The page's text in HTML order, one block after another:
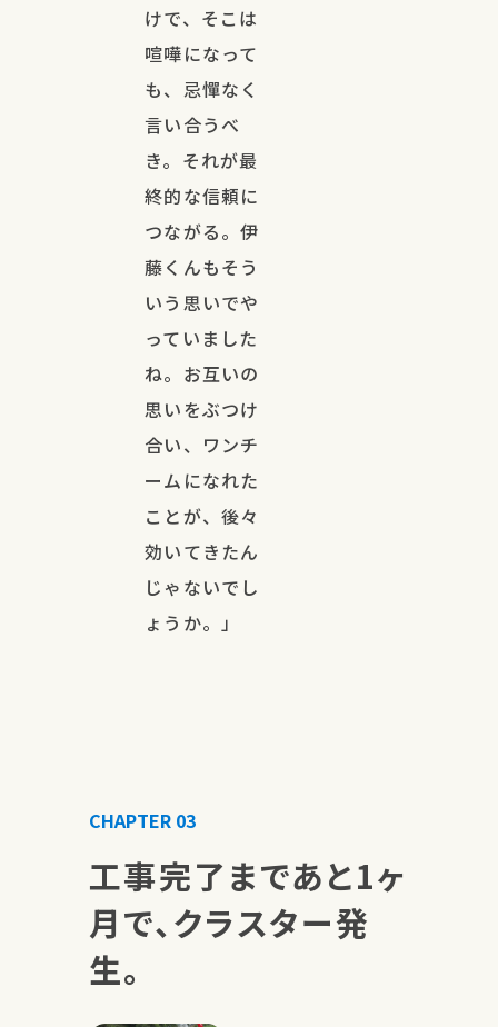
けで、そこは
喧嘩になって
も、忌憚なく
言い合うべ
き。それが最
終的な信頼に
つながる。伊
藤くんもそう
いう思いでや
っていました
ね。お互いの
思いをぶつけ
合い、ワンチ
ームになれた
ことが、後々
効いてきたん
じゃないでし
ょうか。」
CHAPTER 03
工事完了まであと1ヶ
月で、クラスター発
生。